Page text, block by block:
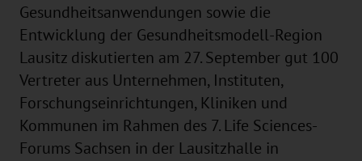
Gesundheitsanwendungen sowie die
Entwicklung der Gesundheitsmodell-Region
Lausitz diskutierten am 27. September gut 100
Vertreter aus Unternehmen, Instituten,
Forschungseinrichtungen, Kliniken und
Kommunen im Rahmen des 7. Life Sciences-
Forums Sachsen in der Lausitzhalle in